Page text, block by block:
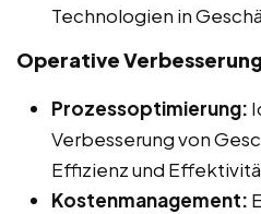
Technologien in
Operative Verbesserung
Prozessoptimierung:
Verbesserung von
Effizienz und
Kostenmanagement: